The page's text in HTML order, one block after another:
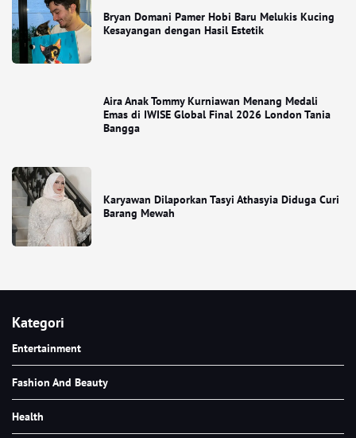
Bryan Domani Pamer Hobi Baru Melukis Kucing
Kesayangan dengan Hasil Estetik
Aira Anak Tommy Kurniawan Menang Medali
Emas di IWISE Global Final 2026 London Tania
Bangga
Karyawan Dilaporkan Tasyi Athasyia Diduga Curi
Barang Mewah
Kategori
Entertainment
Fashion And Beauty
Health